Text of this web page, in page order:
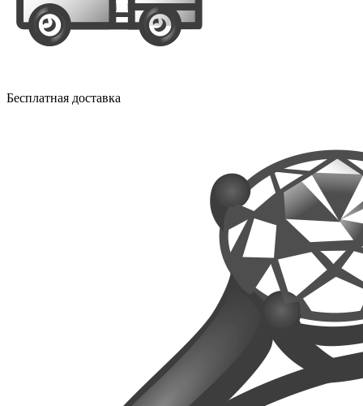
Бесплатная доставка